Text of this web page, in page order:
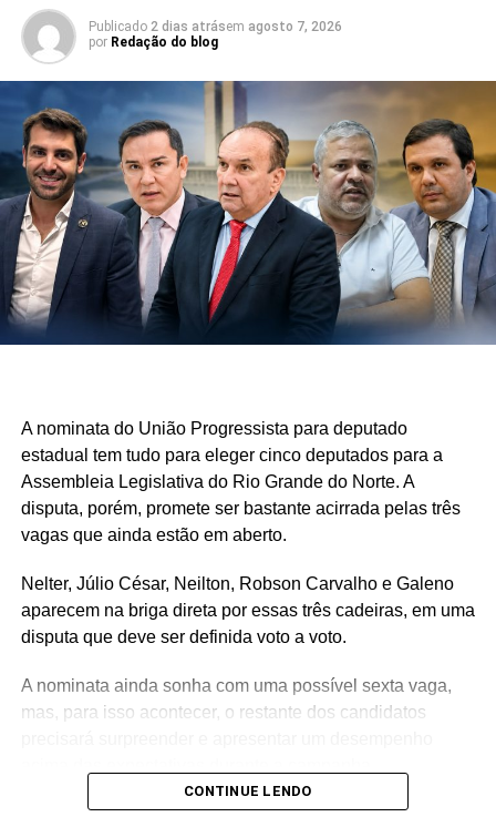
Publicado 2 dias atrásem agosto 7, 2026
por Redação do blog
A nominata do União Progressista para deputado
estadual tem tudo para eleger cinco deputados para a
Assembleia Legislativa do Rio Grande do Norte. A
disputa, porém, promete ser bastante acirrada pelas três
vagas que ainda estão em aberto.
Nelter, Júlio César, Neilton, Robson Carvalho e Galeno
aparecem na briga direta por essas três cadeiras, em uma
disputa que deve ser definida voto a voto.
A nominata ainda sonha com uma possível sexta vaga,
mas, para isso acontecer, o restante dos candidatos
CONTINUE LENDO